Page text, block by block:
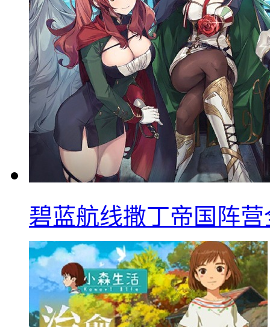
碧蓝航线撒丁帝国阵